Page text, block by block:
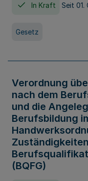
In Kraft Seit 01.
Gesetz
Verordnung
nach dem
und die
Berufsbildung
(BQFG)